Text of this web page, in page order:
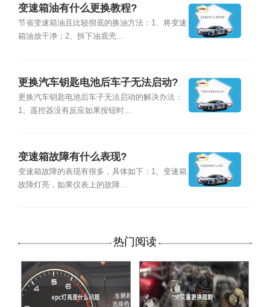
变速箱油有什么更换教程?
节省变速箱油且比较彻底的换油方法：1、将变速
箱油放干净；2、拆下油底壳...
更换汽车钥匙电池后车子无法启动?
更换汽车钥匙电池后车子无法启动的解决办法：
1、遥控器没有反应如果按钮时...
变速箱故障有什么表现?
变速箱故障的表现有很多，具体如下：1、变速箱
故障灯亮，如果仪表上的故障...
热门阅读